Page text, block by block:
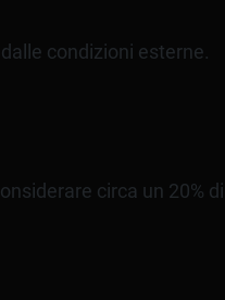
condizioni esterne.
circa un 20% di